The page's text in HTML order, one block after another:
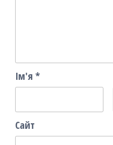
Ім'я *
Сайт